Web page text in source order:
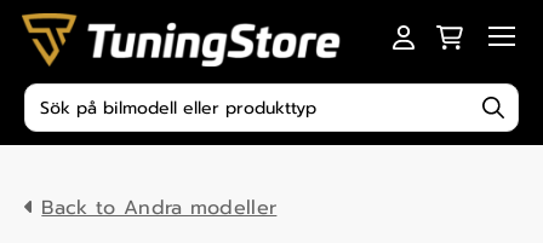
Skip to content
Produktsökning
Back to Andra modeller